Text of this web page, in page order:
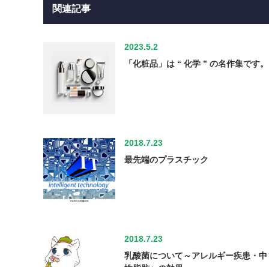
関連記事
2023.5.2
「化粧品」は “ 化学 ” の名作集です。
2018.7.23
最先端のプラスチック
2018.7.23
乳酸菌について～アレルギー疾患・中